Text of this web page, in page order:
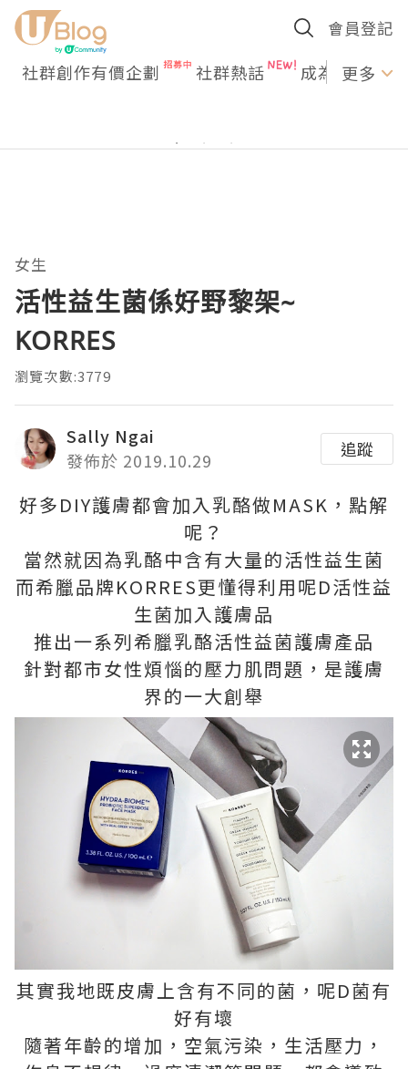
會員登記
社群創作有價企劃 社群熱話 成為U更多
女生
活性益生菌係好野黎架~
KORRES
瀏覽次數:3779
Sally Ngai
發佈於 2019.10.29
追蹤
好多DIY護膚都會加入乳酪做MASK，點解
呢？
當然就因為乳酪中含有大量的活性益生菌
而希臘品牌KORRES更懂得利用呢D活性益
生菌加入護膚品
推出一系列希臘乳酪活性益菌護膚產品
針對都市女性煩惱的壓力肌問題，是護膚
界的一大創舉
其實我地既皮膚上含有不同的菌，呢D菌有
好有壞
隨著年齡的增加，空氣污染，生活壓力，